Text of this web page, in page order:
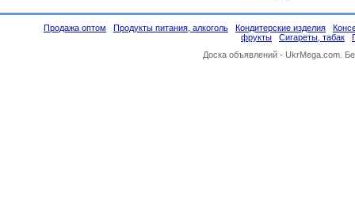
Продажа оптом Продукты питания, алкоголь Кондитерские изделия
фрукты
Сигареты, табак
Доска объявлений - UkrMega.com.